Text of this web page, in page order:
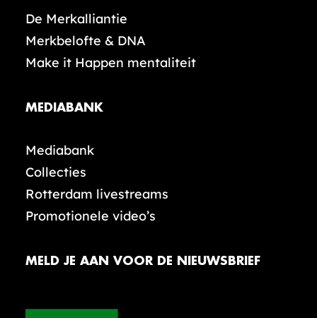
De Merkalliantie
Merkbelofte & DNA
Make it Happen mentaliteit
MEDIABANK
Mediabank
Collecties
Rotterdam livestreams
Promotionele video’s
MELD JE AAN VOOR DE NIEUWSBRIEF